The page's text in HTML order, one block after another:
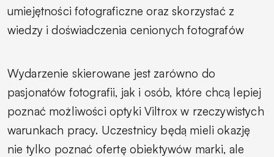
umiejętności fotograficzne oraz skorzystać z
wiedzy i doświadczenia cenionych fotografów
Wydarzenie skierowane jest zarówno do
pasjonatów fotografii, jak i osób, które chcą lepiej
poznać możliwości optyki Viltrox w rzeczywistych
warunkach pracy. Uczestnicy będą mieli okazję
nie tylko poznać ofertę obiektywów marki, ale